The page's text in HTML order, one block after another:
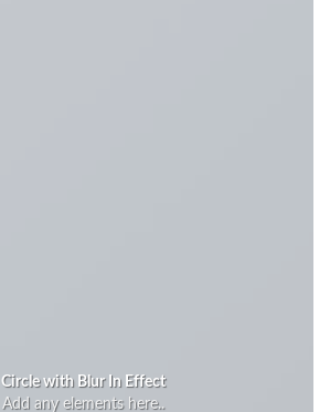
Circle with Blur In Effect
Add any elements here..